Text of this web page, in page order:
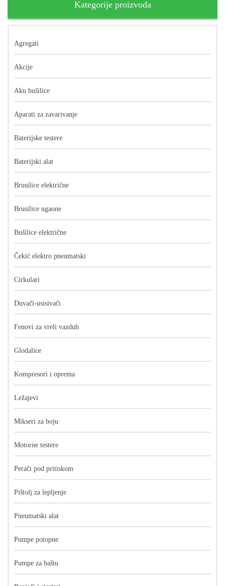
Kategorije proizvoda
Agregati
Akcije
Aku bušilice
Aparati za zavarivanje
Baterijske testere
Baterijski alat
Brusilice električne
Brusilice ugaone
Bušilice električne
Čekić elektro pneumatski
Cirkulari
Duvači-usisivači
Fenovi za vreli vazduh
Glodalice
Kompresori i oprema
Ležajevi
Mikseri za boju
Motorne testere
Perači pod pritiskom
Pištolj za lepljenje
Pneumatski alat
Pumpe potopne
Pumpe za baštu